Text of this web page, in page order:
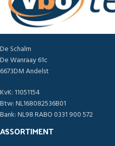
De Schalm
De Wanraay 61c
6673DM Andelst
KvK: 11051154
Btw: NL168082536B01
Bank: NL98 RABO 0331 900 572
ASSORTIMENT